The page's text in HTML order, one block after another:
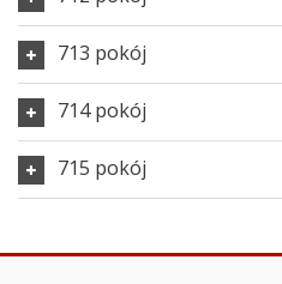
713 pokój
714 pokój
715 pokój